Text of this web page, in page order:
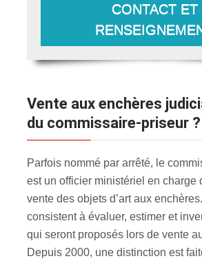
CONTACT ET
Vente aux enchères judiciaire : Rôle
du commissaire-priseur ?
Parfois nommé par arrêté, le
est un officier ministériel en charge
vente des objets d’art aux
consistent à évaluer, estimer et
qui seront proposés lors de vente
Depuis 2000, une distinction est